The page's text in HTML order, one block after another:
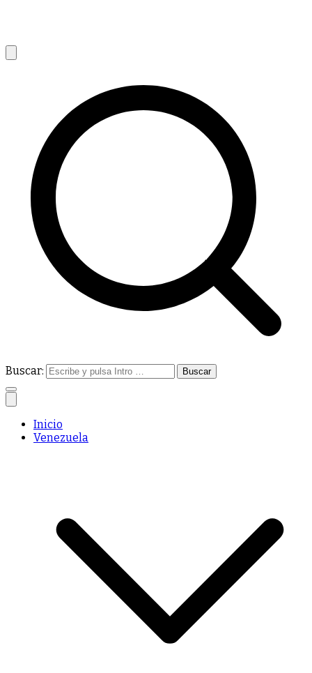
Buscar:
Inicio
Venezuela